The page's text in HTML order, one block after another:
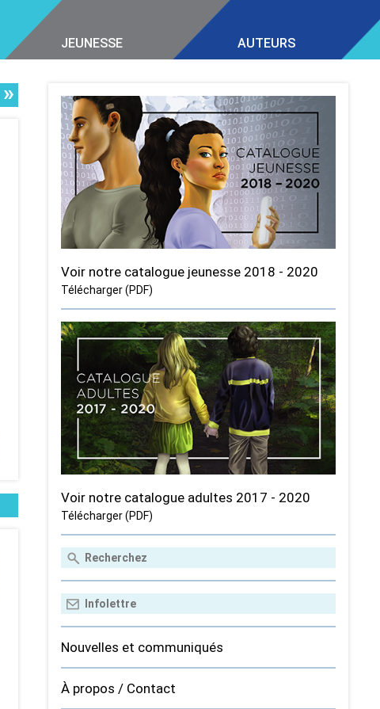
JEUNESSE AUTEURS
»
Voir notre catalogue jeunesse 2018 - 2020
Télécharger (PDF)
Voir notre catalogue adultes 2017 - 2020
Télécharger (PDF)
Nouvelles et communiqués
À propos / Contact